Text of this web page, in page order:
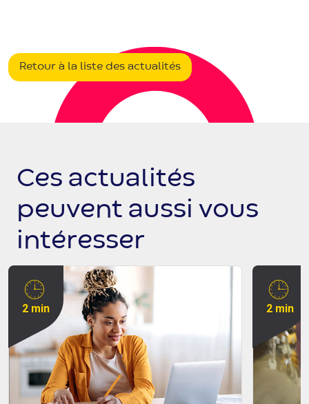
Retour à la liste des actualités
Ces actualités
peuvent aussi vous
intéresser
2 min 2 min